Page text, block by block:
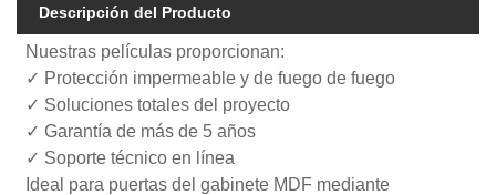
Descripción del Producto
Nuestras películas proporcionan:
✓ Protección impermeable y de fuego de fuego
✓ Soluciones totales del proyecto
✓ Garantía de más de 5 años
✓ Soporte técnico en línea
Ideal para puertas del gabinete MDF mediante